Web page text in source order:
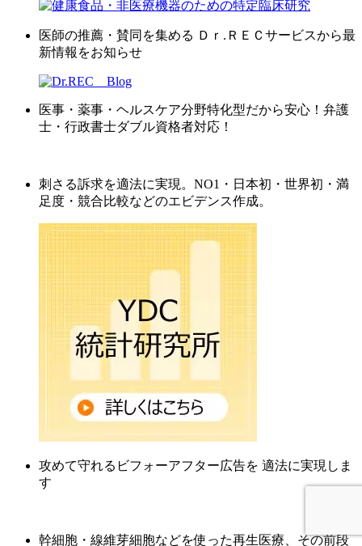
医師の推薦・賛同を集める Ｄｒ.ＲＥＣサービスから最
新情報をお知らせ
医事・薬事・ヘルスケア分野特化型だから安心！弁護
士・行政書士ダブル資格者対応！
刺さる訴求を適法に実現。NO1・日本初・世界初・満
足度・競合比較などのエビデンス作成。
攻めて守れるビフォーアフター広告を 適法に実現しま
す
幹細胞・線維芽細胞などを使った再生医療、その前段